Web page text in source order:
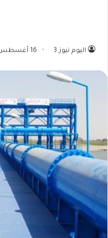
اليوم نيوز 3 16 أغسطس 2025 - 7:10 مساءً